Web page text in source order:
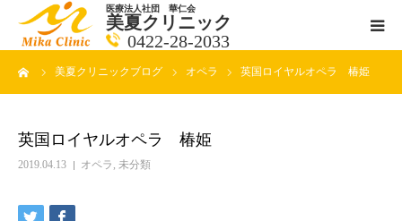
医療法人社団 華仁会
美夏クリニック
0422-28-2033
美夏クリニックブログ オペラ 英国ロイヤルオペラ 椿姫
英国ロイヤルオペラ 椿姫
2019.04.13 オペラ , 未分類
医師紹介